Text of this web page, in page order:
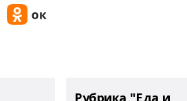
Рубрика "Еда и